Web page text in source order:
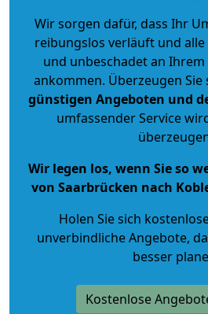
Wir sorgen dafür, dass Ihr
reibungslos verläuft und alle
und unbeschadet an
ankommen. Überzeugen Sie
günstigen Angeboten und
umfassender Service
Wir legen los, wenn Sie so
von Saarbrücken nach
Holen Sie sich
unverbindliche Angebote,
besser
Kostenlose